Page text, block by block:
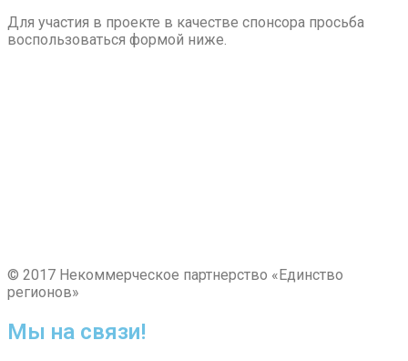
Для участия в проекте в качестве спонсора просьба
воспользоваться формой ниже.
© 2017 Некоммерческое партнерство «Единство
регионов»
Мы на связи!